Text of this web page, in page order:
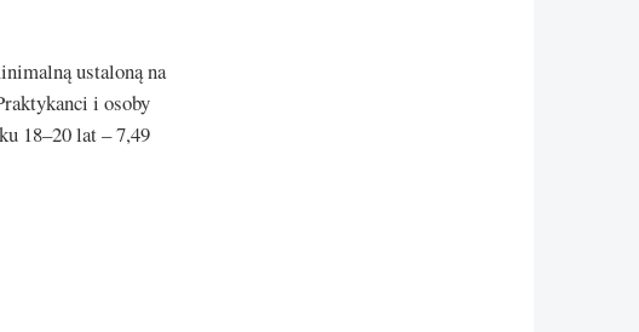
ustaloną na
i osoby
18–20 lat – 7,49